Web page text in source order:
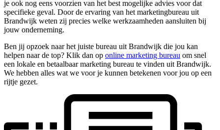
je ook nog eens voorzien van het best mogelijke advies voor dat
specifieke geval. Door de ervaring van het marketingbureau uit
Brandwijk weten zij precies welke werkzaamheden aansluiten bij
jouw onderneming.
Ben jij opzoek naar het juiste bureau uit Brandwijk die jou kan
helpen naar de top? Klik dan op online marketing bureau om snel
een lokale en betaalbaar marketing bureau te vinden uit Brandwijk.
We hebben alles wat we voor je kunnen betekenen voor jou op een
rijtje gezet.